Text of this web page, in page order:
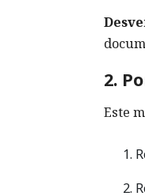
2.
Este